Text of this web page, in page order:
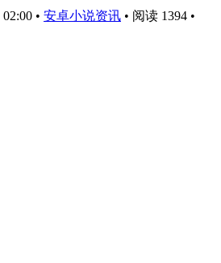
• 安卓小说资讯 • 阅读 1394 •